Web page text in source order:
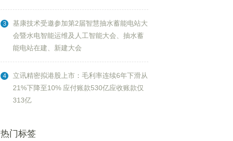
3
基康技术受邀参加第2届智慧抽水蓄能电站大
会暨水电智能运维及人工智能大会、抽水蓄
能电站在建、新建大会
4
立讯精密拟港股上市：毛利率连续6年下滑从
21%下降至10% 应付账款530亿应收账款仅
313亿
热门标签